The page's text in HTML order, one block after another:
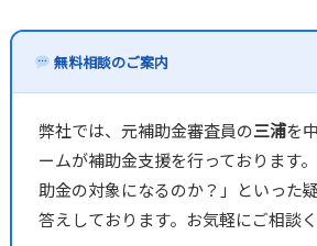
無料相談のご案内
弊社では、元補助金審査員の三浦を
ームが補助金支援を行っております
助金の対象になるのか？」といった
答えしております。お気軽にご相談く